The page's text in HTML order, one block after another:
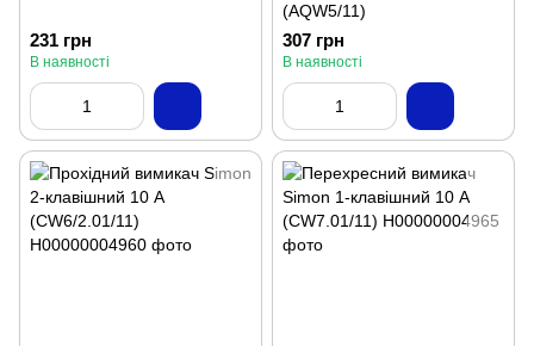
231 грн
В наявності
(AQW5/11)
307 грн
В наявності